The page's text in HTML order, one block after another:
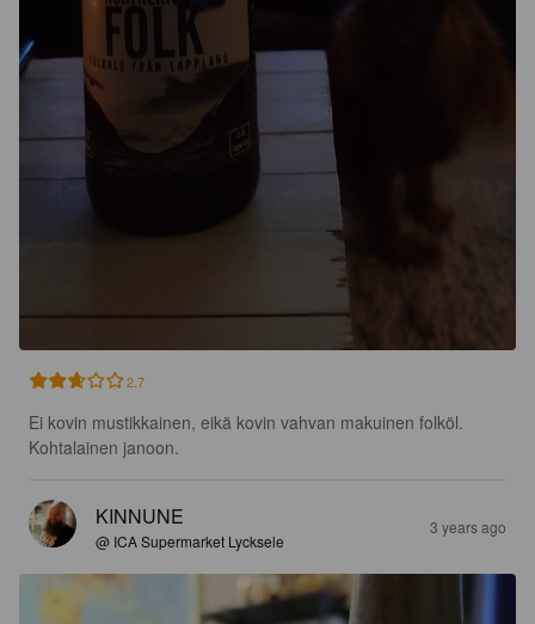
2.7
Ei kovin mustikkainen, eikä kovin vahvan makuinen folköl.
Kohtalainen janoon.
KINNUNE
@ ICA Supermarket Lycksele
3 years ago